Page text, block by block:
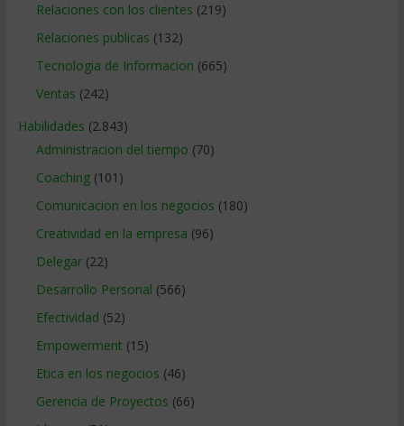
Relaciones con los clientes (219)
Relaciones publicas (132)
Tecnologia de Informacion (665)
Ventas (242)
Habilidades (2.843)
Administracion del tiempo (70)
Coaching(101)
Comunicacion en los negocios (180)
Creatividad en la empresa (96)
Delegar(22)
Desarrollo Personal (566)
Efectividad (52)
Empowerment (15)
Etica en los negocios (46)
Gerencia de Proyectos (66)